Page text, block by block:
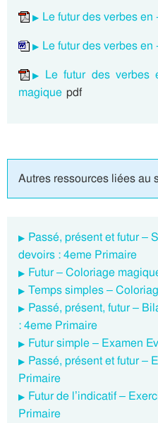
Le futur des verbes en
Le futur des verbes en
Le futur des verbes
magique pdf
Autres ressources liées au
Passé, présent et futur –
devoirs : 4eme Primaire
Futur – Coloriage
Temps simples –
Passé, présent, futur –
: 4eme Primaire
Futur simple – Examen
Passé, présent et futur –
Primaire
Futur de l’indicatif –
Primaire